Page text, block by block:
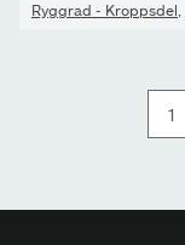
Ryggrad - Kroppsdel